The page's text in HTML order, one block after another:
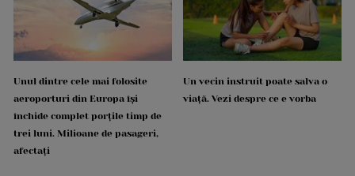
Unul dintre cele mai folosite
aeroporturi din Europa își
închide complet porțile timp de
trei luni. Milioane de pasageri,
afectați
Un vecin instruit poate salva o
viață. Vezi despre ce e vorba